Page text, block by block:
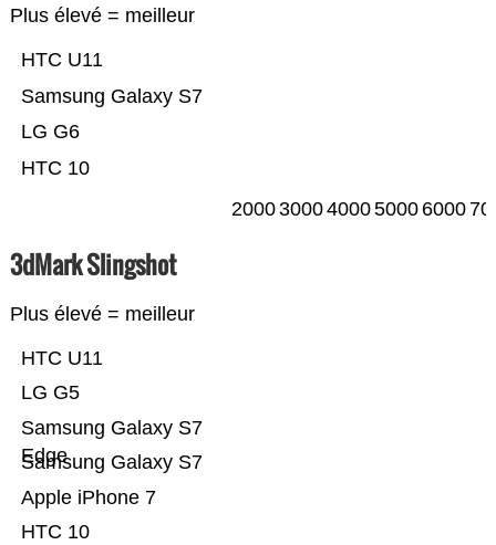
Plus élevé = meilleur
HTC 10
LG G6
Samsung Galaxy S7
HTC U11
2000300040005000 6000
3dMark Slingshot
Plus élevé = meilleur
HTC 10
Apple iPhone 7
Samsung Galaxy S7
Samsung Galaxy S7
Edge
LG G5
HTC U11